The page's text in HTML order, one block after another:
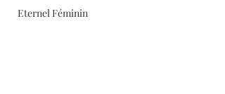
Eternel Féminin